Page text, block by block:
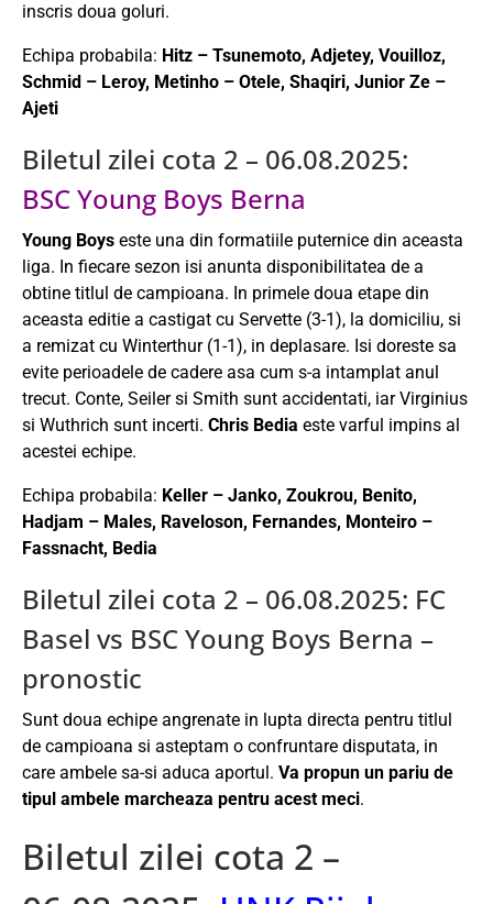
inscris doua goluri.
Echipa probabila: Hitz – Tsunemoto, Adjetey, Vouilloz,
Schmid – Leroy, Metinho – Otele, Shaqiri, Junior Ze –
Ajeti
Biletul zilei cota 2 – 06.08.2025:
BSC Young Boys Berna
Young Boys este una din formatiile puternice din aceasta
liga. In fiecare sezon isi anunta disponibilitatea de a
obtine titlul de campioana. In primele doua etape din
aceasta editie a castigat cu Servette (3-1), la domiciliu, si
a remizat cu Winterthur (1-1), in deplasare. Isi doreste sa
evite perioadele de cadere asa cum s-a intamplat anul
trecut. Conte, Seiler si Smith sunt accidentati, iar Virginius
si Wuthrich sunt incerti. Chris Bedia este varful impins al
acestei echipe.
Echipa probabila: Keller – Janko, Zoukrou, Benito,
Hadjam – Males, Raveloson, Fernandes, Monteiro –
Fassnacht, Bedia
Biletul zilei cota 2 – 06.08.2025: FC
Basel vs BSC Young Boys Berna –
pronostic
Sunt doua echipe angrenate in lupta directa pentru titlul
de campioana si asteptam o confruntare disputata, in
care ambele sa-si aduca aportul. Va propun un pariu de
tipul ambele marcheaza pentru acest meci.
Biletul zilei cota 2 –